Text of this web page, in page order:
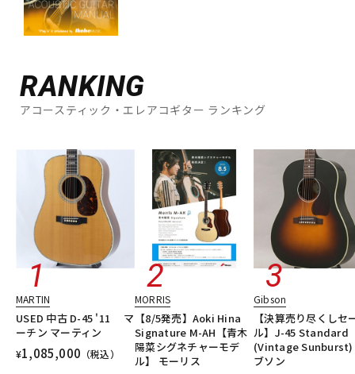
RANKING
アコースティック・エレアコギター ランキング
MARTIN
USED 中古 D-45 '11 マ
ーチン マーティン
¥1,085,000 （税込）
MORRIS
【8/5発売】Aoki Hina
Signature M-AH【青木
陽菜シグネチャーモデ
ル】 モーリス
Gibson
【決算売り尽くしセ
ル】J-45 Standard
(Vintage Sunburst)
ブソン